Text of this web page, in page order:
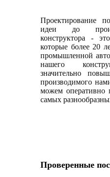
Проектирование
идеи до
конструктора -
которые более 20
промышленной
нашего
значительно
производимого
можем оперативно
самых
Проверенные